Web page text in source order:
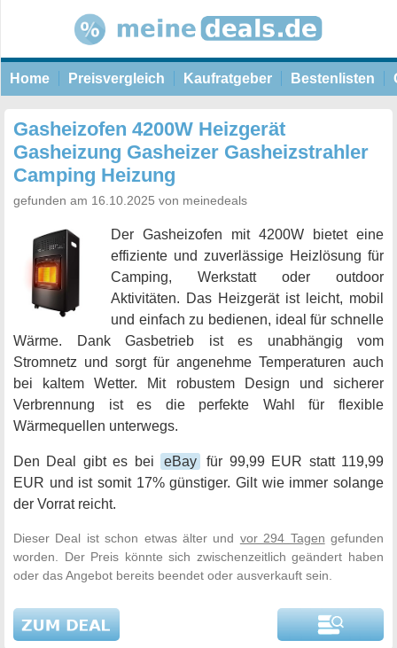
Home Preisvergleich Kaufratgeber Bestenlisten
Gasheizofen 4200W Heizgerät
Gasheizung Gasheizer Gasheizstrahler
Camping Heizung
gefunden am 16.10.2025 von meinedeals
Der Gasheizofen mit 4200W bietet eine
effiziente und zuverlässige Heizlösung für
Camping, Werkstatt oder outdoor
Aktivitäten. Das Heizgerät ist leicht, mobil
und einfach zu bedienen, ideal für schnelle
Wärme. Dank Gasbetrieb ist es unabhängig vom
Stromnetz und sorgt für angenehme Temperaturen auch
bei kaltem Wetter. Mit robustem Design und sicherer
Verbrennung ist es die perfekte Wahl für flexible
Wärmequellen unterwegs.
Den Deal gibt es bei eBay
für 99,99 EUR statt 119,99
EUR und ist somit 17% günstiger. Gilt wie immer solange
der Vorrat reicht.
Dieser Deal ist schon etwas älter und vor 294 Tagen gefunden
worden. Der Preis könnte sich zwischenzeitlich geändert haben
oder das Angebot bereits beendet oder ausverkauft sein.